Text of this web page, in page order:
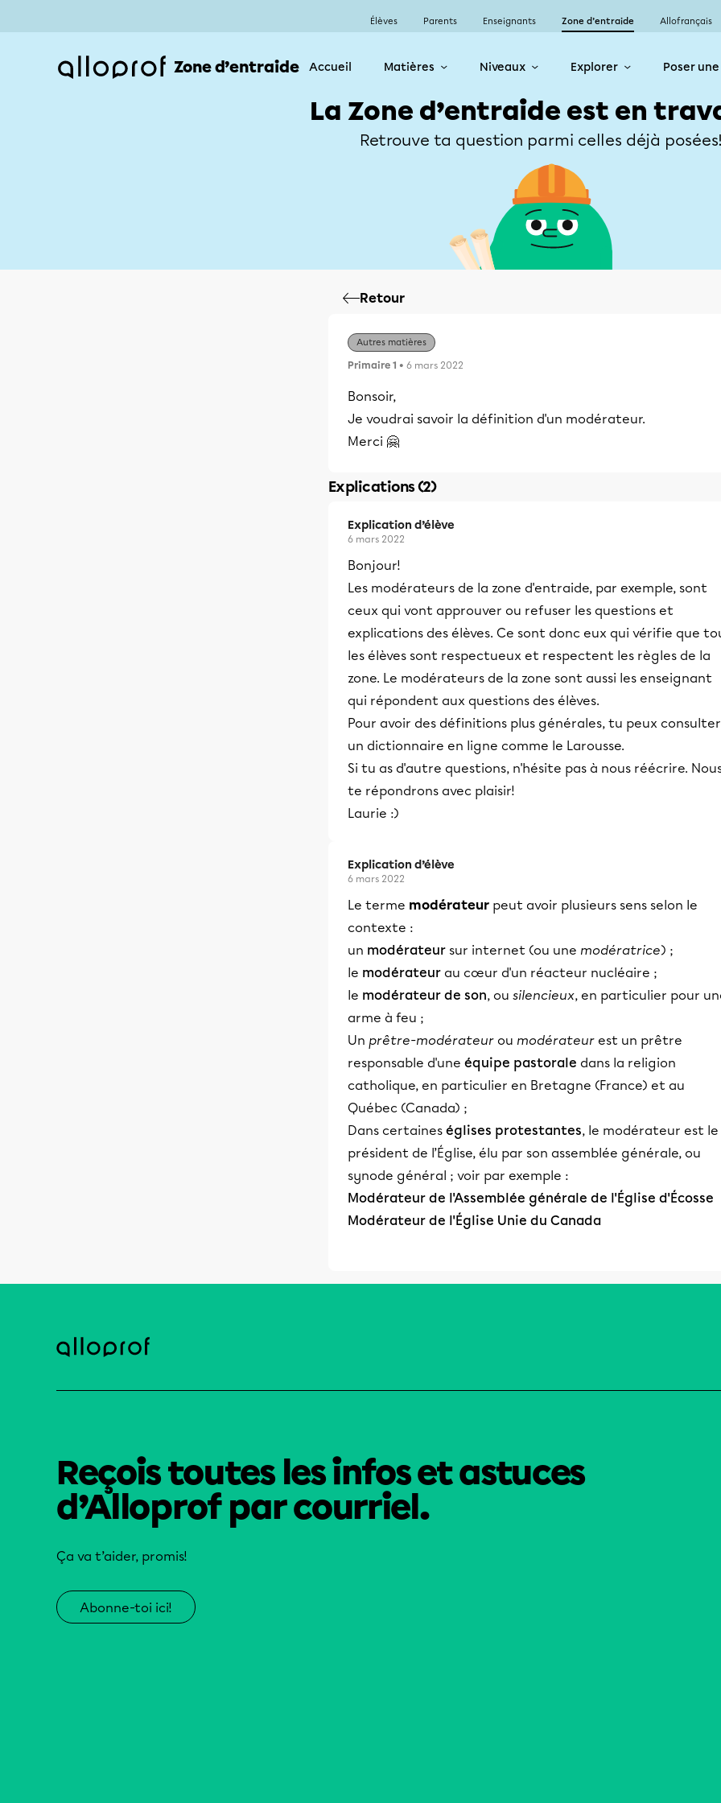
Élèves Parents Enseignants Zone d’entraide Allofrançais
Zone d’entraide Accueil Matières Niveaux Explorer Poser
La Zone d’entraide est en
Retrouve ta question parmi celles déjà
Retour
Autres matières
Primaire 1 • 6 mars 2022
Bonsoir,
Je voudrai savoir la définition d'un modérateur.
Merci 🤗
Explications (2)
Explication d’élève
6 mars 2022
Bonjour!
Les modérateurs de la zone d'entraide, par exemple, sont
ceux qui vont approuver ou refuser les questions et
explications des élèves. Ce sont donc eux qui vérifie que
les élèves sont respectueux et respectent les règles de la
zone. Le modérateurs de la zone sont aussi les enseignant
qui répondent aux questions des élèves.
Pour avoir des définitions plus générales, tu peux consulter
un dictionnaire en ligne comme le Larousse.
Si tu as d'autre questions, n'hésite pas à nous réécrire.
te répondrons avec plaisir!
Laurie :)
Explication d’élève
6 mars 2022
Le terme modérateur peut avoir plusieurs sens selon le
contexte :
un modérateur sur internet (ou une modératrice) ;
le modérateur au cœur d'un réacteur nucléaire ;
le modérateur de son, ou silencieux, en particulier pour
arme à feu ;
Un prêtre-modérateur ou modérateur est un prêtre
responsable d'une équipe pastorale dans la religion
catholique, en particulier en Bretagne (France) et au
Québec (Canada) ;
Dans certaines églises protestantes, le modérateur est le
président de l’Église, élu par son assemblée générale, ou
synode général ; voir par exemple :
Modérateur de l'Assemblée générale de l'Église d'Écosse
Modérateur de l'Église Unie du Canada
Reçois toutes les infos et astuces
d’Alloprof par courriel.
Ça va t’aider, promis!
Abonne-toi ici!